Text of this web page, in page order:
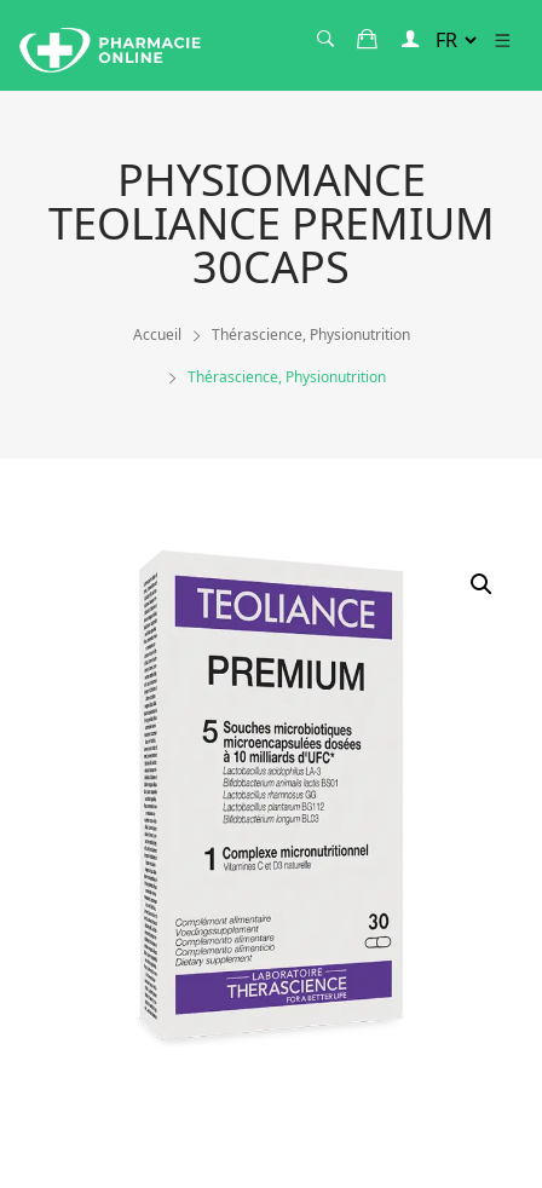
PHYSIOMANCE
TEOLIANCE PREMIUM
30CAPS
Accueil Thérascience, Physionutrition
Thérascience, Physionutrition